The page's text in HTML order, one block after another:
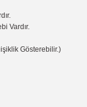
Vardır.
Gösterebilir.)